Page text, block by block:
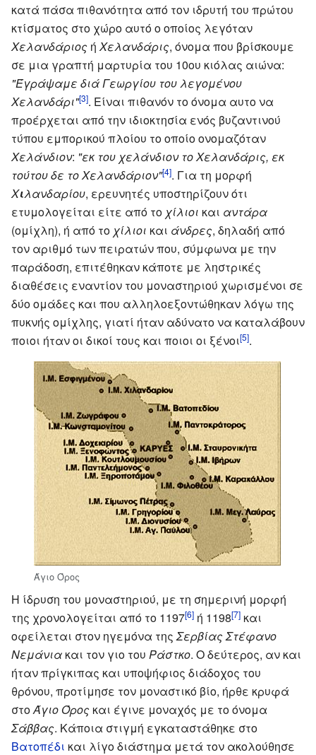
κατά πάσα πιθανότητα από τον ιδρυτή του πρώτου
κτίσματος στο χώρο αυτό ο οποίος λεγόταν
Χελανδάριος ή Χελανδάρις, όνομα που βρίσκουμε
σε μια γραπτή μαρτυρία του 10ου κιόλας αιώνα:
"Έγράψαμε διά Γεωργίου του λεγομένου
Χελανδάρι"[3]. Είναι πιθανόν το όνομα αυτο να
προέρχεται από την ιδιοκτησία ενός βυζαντινού
τύπου εμπορικού πλοίου το οποίο ονομαζόταν
Χελάνδιον: "εκ του χελάνδιον το Χελανδάρις, εκ
τούτου δε το Χελανδάριον"[4]. Για τη μορφή
Χιλανδαρίου, ερευνητές υποστηρίζουν ότι
ετυμολογείται είτε από το χίλιοι και αντάρα
(ομίχλη), ή από το χίλιοι και άνδρες, δηλαδή από
τον αριθμό των πειρατών που, σύμφωνα με την
παράδοση, επιτέθηκαν κάποτε με ληστρικές
διαθέσεις εναντίον του μοναστηριού χωρισμένοι σε
δύο ομάδες και που αλληλοεξοντώθηκαν λόγω της
πυκνής ομίχλης, γιατί ήταν αδύνατο να καταλάβουν
ποιοι ήταν οι δικοί τους και ποιοι οι ξένοι[5].
Άγιο Όρος
Η ίδρυση του μοναστηριού, με τη σημερινή μορφή
της χρονολογείται από το 1197[6] ή 1198[7] και
οφείλεται στον ηγεμόνα της ΣερβίαςΣτέφανο
Νεμάνια και τον γιο του Ράστκο. Ο δεύτερος, αν και
ήταν πρίγκιπας και υποψήφιος διάδοχος του
θρόνου, προτίμησε τον μοναστικό βίο, ήρθε κρυφά
στοΆγιο Όρος και έγινε μοναχός με το όνομα
Σάββας. Κάποια στιγμή εγκαταστάθηκε στο
Βατοπέδι και λίγο διάστημα μετά τον ακολούθησε